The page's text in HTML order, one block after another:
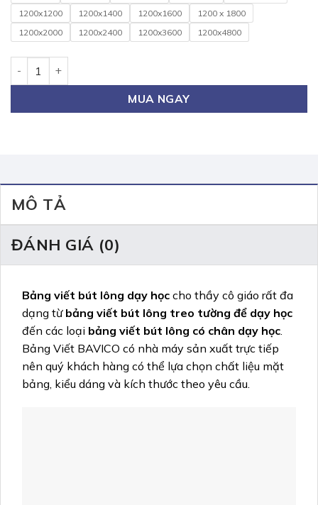
1200x1200
1200x1400 1200x1600
1200 x 1800
1200x2000
1200x2400 1200x3600 1200x4800
MUA NGAY
MÔ TẢ
ĐÁNH GIÁ (0)
Bảng viết bút lông dạy học cho thầy cô giáo rất đa
dạng từ bảng viết bút lông treo tường để dạy học
đến các loại bảng viết bút lông có chân dạy học
Bảng Viết BAVICO có nhà máy sản xuất trực tiếp
nên quý khách hàng có thể lựa chọn chất liệu mặt
bảng, kiểu dáng và kích thước theo yêu cầu.